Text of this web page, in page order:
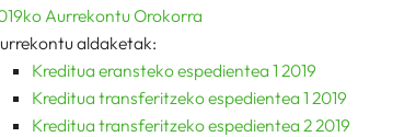
Aurrekontu Orokorra
aldaketak:
Kreditua eransteko espedientea 1 2019
Kreditua transferitzeko espedientea 1 2019
Kreditua transferitzeko espedientea 2 2019